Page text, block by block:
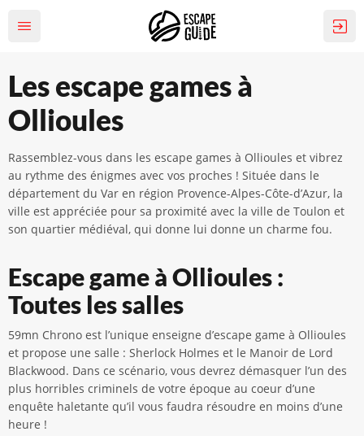
Les escape games à
Ollioules
Rassemblez-vous dans les escape games à Ollioules et vibrez
au rythme des énigmes avec vos proches ! Située dans le
département du Var en région Provence-Alpes-Côte-d’Azur, la
ville est appréciée pour sa proximité avec la ville de Toulon et
son quartier médiéval, qui donne lui donne un charme fou.
Escape game à Ollioules :
Toutes les salles
59mn Chrono est l’unique enseigne d’escape game à Ollioules
et propose une salle : Sherlock Holmes et le Manoir de Lord
Blackwood. Dans ce scénario, vous devrez démasquer l’un des
plus horribles criminels de votre époque au coeur d’une
enquête haletante qu’il vous faudra résoudre en moins d’une
heure !